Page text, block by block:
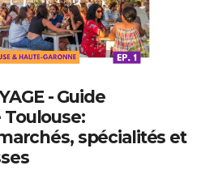
- Guide
spécialités et